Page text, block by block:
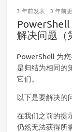
3 年前发表 3 年前
解决问题（
PowerShell 为
是归结为相同的
它们。
以下是要解决的
在我们之前的提
仍然无法获得所